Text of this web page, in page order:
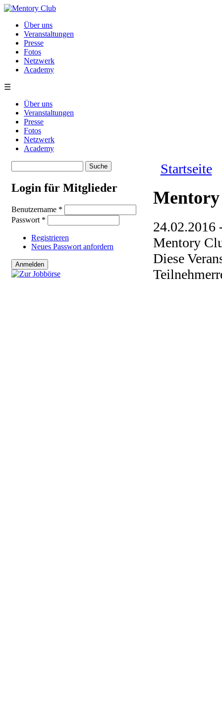
Direkt zum Inhalt
Über uns
Veranstaltungen
Presse
Fotos
Netzwerk
Academy
☰
Über uns
Veranstaltungen
Presse
Fotos
Netzwerk
Academy
Login für Mitglieder
Benutzername *
Passwort *
Registrieren
Neues Passwort anfordern
Sie sind
Startseite
24.02.2016
Mentory
Diese